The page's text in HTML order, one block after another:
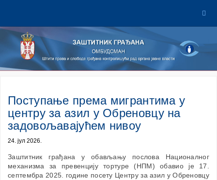
Поступање према мигрантима у
центру за азил у Обреновцу на
задовољавајућем нивоу
24. јул 2026.
Заштитник грађана у обављању послова Националног
механизма за превенцију тортуре (НПМ) обавио је 17.
септембра 2025. године посету Центру за азил у Обреновцу